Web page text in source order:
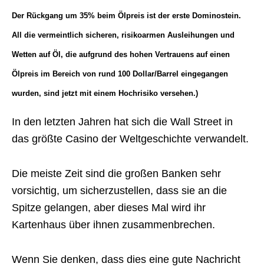
Der Rückgang um 35% beim Ölpreis ist der erste Dominostein.
All die vermeintlich sicheren, risikoarmen Ausleihungen und
Wetten auf Öl, die aufgrund des hohen Vertrauens auf einen
Ölpreis im Bereich von rund 100 Dollar/Barrel eingegangen
wurden, sind jetzt mit einem Hochrisiko versehen.)
In den letzten Jahren hat sich die Wall Street in
das größte Casino der Weltgeschichte verwandelt.
Die meiste Zeit sind die großen Banken sehr
vorsichtig, um sicherzustellen, dass sie an die
Spitze gelangen, aber dieses Mal wird ihr
Kartenhaus über ihnen zusammenbrechen.
Wenn Sie denken, dass dies eine gute Nachricht